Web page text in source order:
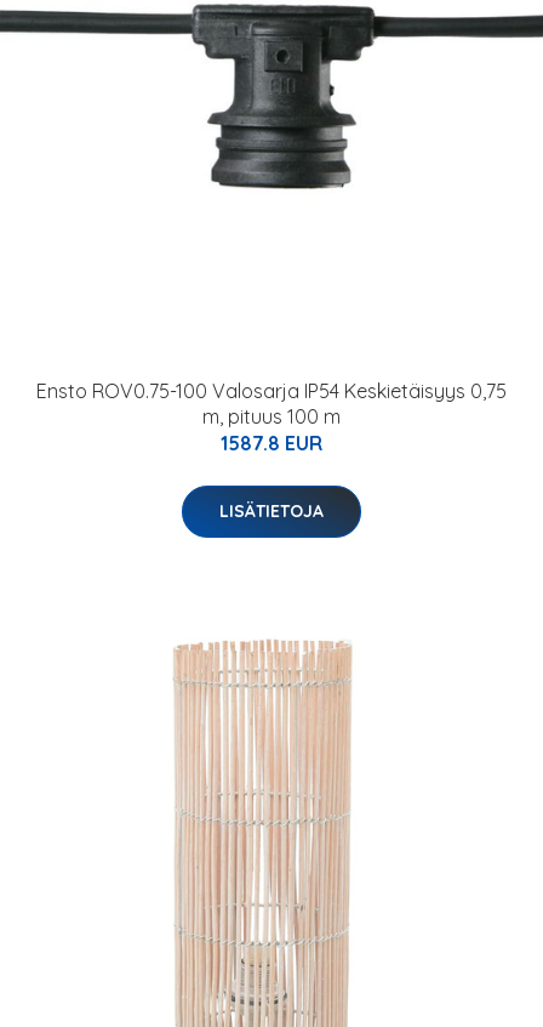
Ensto ROV0.75-100 Valosarja IP54 Keskietäisyys 0,75
m, pituus 100 m
1587.8 EUR
LISÄTIETOJA